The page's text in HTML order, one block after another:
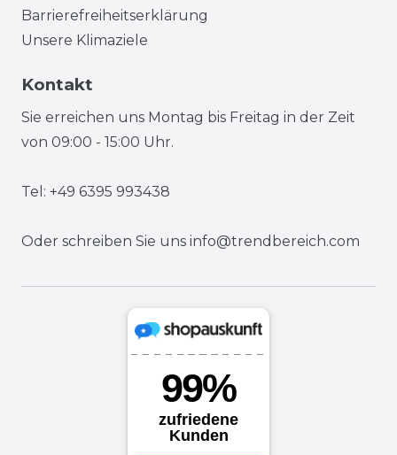
Barrierefreiheitserklärung
Unsere Klimaziele
Kontakt
Sie erreichen uns Montag bis Freitag in der Zeit
von 09:00 - 15:00 Uhr.
Tel: +49 6395 993438
Oder schreiben Sie uns info@trendbereich.com